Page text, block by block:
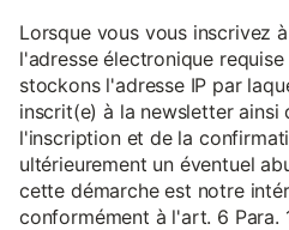
Lorsque vous vous inscrivez
l'adresse électronique
stockons l'adresse IP par
inscrit(e) à la newsletter ainsi
l'inscription et de la
ultérieurement un éventuel
cette démarche est notre
conformément à l'art. 6 Para.